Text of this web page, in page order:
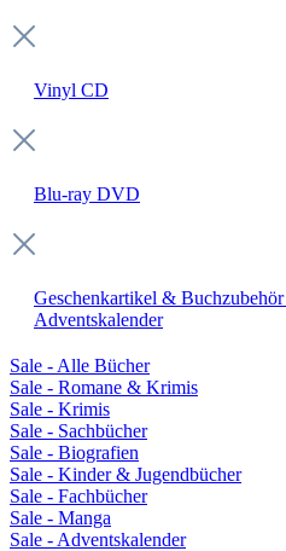
Vinyl CD
Blu-ray DVD
Geschenkartikel & Buchzubehör
Adventskalender
Sale - Alle Bücher
Sale - Romane & Krimis
Sale - Krimis
Sale - Sachbücher
Sale - Biografien
Sale - Kinder & Jugendbücher
Sale - Fachbücher
Sale - Manga
Sale - Adventskalender